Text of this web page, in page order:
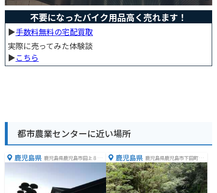
不要になったバイク用品高く売れます！
▶︎手数料無料の宅配買取
実際に売ってみた体験談
▶︎こちら
都市農業センターに近い場所
鹿児島県 鹿児島県鹿児島市田上８丁
鹿児島県 鹿児島県鹿児島市下田町１
２２２